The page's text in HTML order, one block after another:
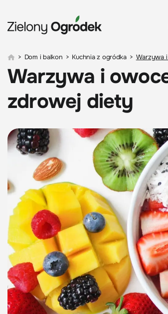
> Dom i balkon > Kuchnia z ogródka > Warzywa
Warzywa i
zdrowej diety